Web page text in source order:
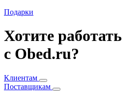
Подарки
Хотите работать
с Obed.ru?
Клиентам
Поставщикам